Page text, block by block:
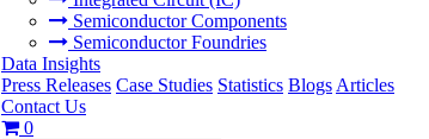
Semiconductor Components
Semiconductor Foundries
Data Insights
Press Releases Case Studies Statistics Blogs Articles
Contact Us
0